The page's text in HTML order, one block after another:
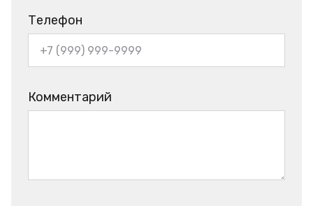
Телефон
Комментарий